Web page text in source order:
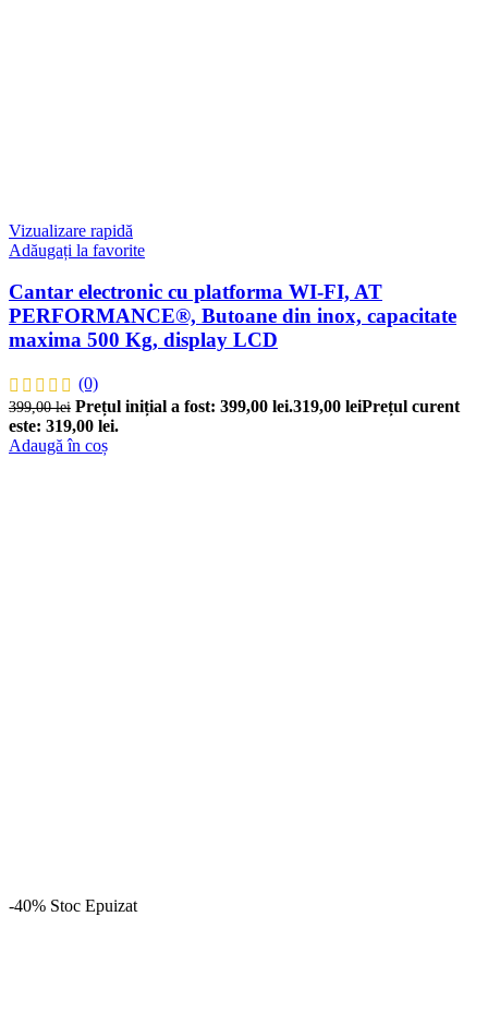
Vizualizare rapidă
Adăugați la favorite
Cantar electronic cu platforma WI-FI, AT
PERFORMANCE®, Butoane din inox, capacitate
maxima 500 Kg, display LCD
(0)
399,00lei Prețul inițial a fost: 399,00 lei.319,00 leiPrețul curent
este: 319,00 lei.
Adaugă în coș
-40% Stoc Epuizat